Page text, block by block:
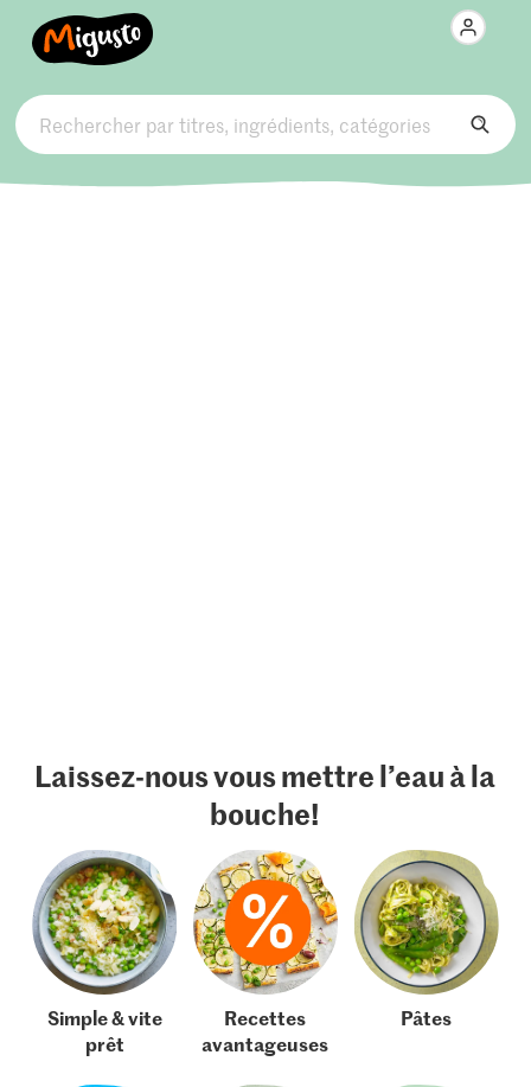
Laissez-nous vous mettre l’eau à la
bouche!
Simple & vite
prêt
Recettes
avantageuses
Pâtes